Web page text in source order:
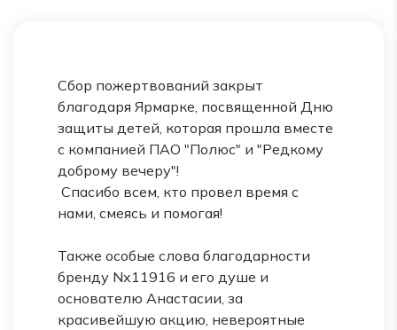
Сбор пожертвований закрыт
благодаря Ярмарке, посвященной Дню
защиты детей, которая прошла вместе
с компанией ПАО "Полюс" и "Редкому
доброму вечеру"!
Спасибо всем, кто провел время с
нами, смеясь и помогая!
Также особые слова благодарности
бренду Nx11916 и его душе и
основателю Анастасии, за
красивейшую акцию, невероятные